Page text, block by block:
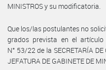
MINISTROS y su modificatoria.
Que los/las postulantes no
grados prevista en el
N° 53/22 de la SECRETARÍA
JEFATURA DE GABINETE DE